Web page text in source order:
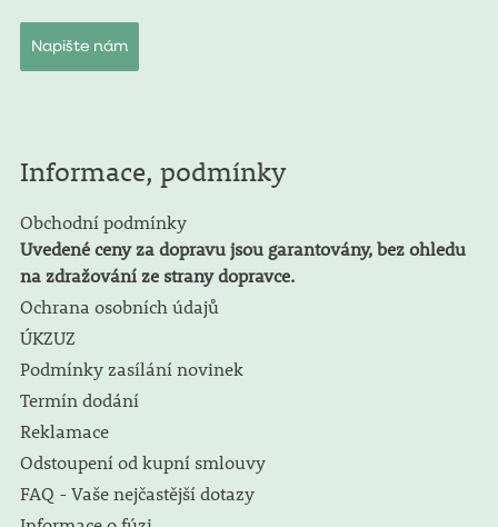
Napište nám
Informace, podmínky
Obchodní podmínky
Uvedené ceny za dopravu jsou garantovány, bez ohledu
na zdražování ze strany dopravce.
Ochrana osobních údajů
ÚKZUZ
Podmínky zasílání novinek
Termín dodání
Reklamace
Odstoupení od kupní smlouvy
FAQ - Vaše nejčastější dotazy